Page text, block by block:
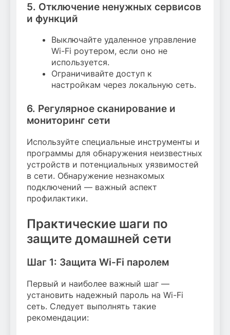
5. Отключение ненужных сервисов
и функций
Выключайте удаленное управление
Wi-Fi роутером, если оно не
используется.
Ограничивайте доступ к
настройкам через локальную сеть.
6. Регулярное сканирование и
мониторинг сети
Используйте специальные инструменты и
программы для обнаружения неизвестных
устройств и потенциальных уязвимостей
в сети. Обнаружение незнакомых
подключений — важный аспект
профилактики.
Практические шаги по
защите домашней сети
Шаг 1: Защита Wi-Fi паролем
Первый и наиболее важный шаг —
установить надежный пароль на Wi-Fi
сеть. Следует выполнять такие
рекомендации: